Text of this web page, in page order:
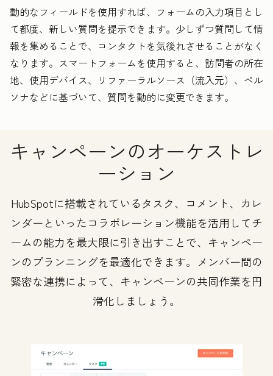
動的なフィールドを使用すれば、フォームの入力項目とし
て都度、新しい質問を提示できます。少しずつ質問して情
報を集めることで、コンタクトを気後れさせることがなく
なります。スマートフォームを使用すると、訪問者の所在
地、使用デバイス、リファーラルソース（流入元）、ペル
ソナなどに基づいて、質問を動的に変更できます。
キャンペーンのオーケストレ
ーション
HubSpotに搭載されているタスク、コメント、カレ
ンダーといったコラボレーション機能を活用してチ
ームの能力を最大限に引き出すことで、キャンペー
ンのプランニングを最適化できます。メンバー間の
緊密な連携によって、キャンペーンの共同作業を円
滑化しましょう。